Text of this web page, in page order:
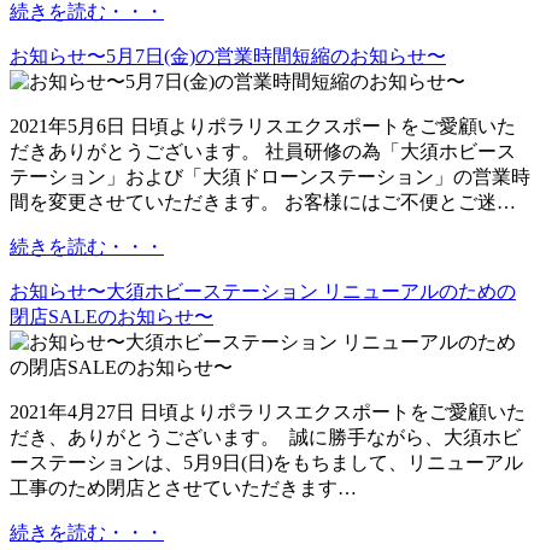
続きを読む・・・
お知らせ〜5月7日(金)の営業時間短縮のお知らせ〜
2021年5月6日 日頃よりポラリスエクスポートをご愛顧いた
だきありがとうございます。 社員研修の為「大須ホビース
テーション」および「大須ドローンステーション」の営業時
間を変更させていただきます。 お客様にはご不便とご迷…
続きを読む・・・
お知らせ〜大須ホビーステーション リニューアルのための
閉店SALEのお知らせ〜
2021年4月27日 日頃よりポラリスエクスポートをご愛顧いた
だき、ありがとうございます。 誠に勝手ながら、大須ホビ
ーステーションは、5月9日(日)をもちまして、リニューアル
工事のため閉店とさせていただきます…
続きを読む・・・